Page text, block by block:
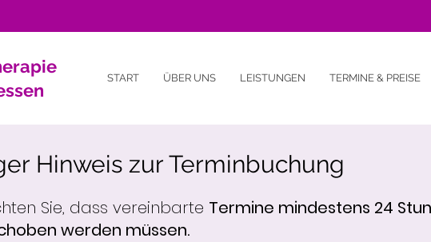
START ÜBER UNS LEISTUNGEN TERMINE & PREISE
Hinweis zur Terminbuchung
Sie, dass vereinbarte Termine mindestens 24
werden müssen.